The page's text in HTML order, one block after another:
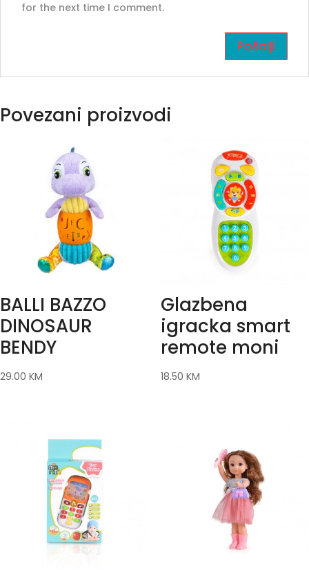
for the next time I comment.
Povezani proizvodi
BALLI BAZZO
DINOSAUR
BENDY
29.00 KM
Glazbena
igracka smart
remote moni
18.50 KM